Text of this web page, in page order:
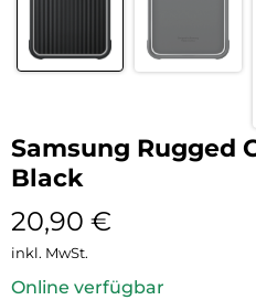
Samsung Rugged
Black
20,90 €
inkl. MwSt.
Online verfügbar